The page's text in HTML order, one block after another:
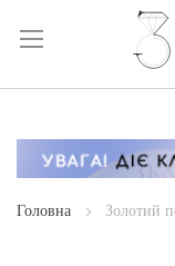
Skip
Content
Головна Золотий